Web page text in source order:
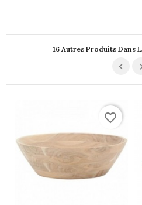
16 Autres Produits Dans
favorite_border